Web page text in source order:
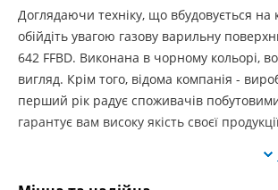
Доглядаючи техніку, що вбудовується на
обійдіть увагою газову варильну
642 FFBD. Виконана в чорному кольорі,
вигляд. Крім того, відома компанія -
перший рік радує споживачів
гарантує вам високу якість своєї